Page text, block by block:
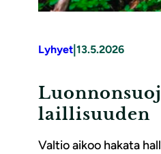
Lyhyet 13.5.2026
laillisuuden
Valtio aikoo hakata